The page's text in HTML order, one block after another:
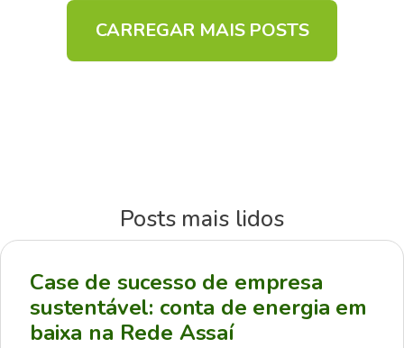
CARREGAR MAIS POSTS
Posts mais lidos
Case de sucesso de empresa
sustentável: conta de energia em
baixa na Rede Assaí